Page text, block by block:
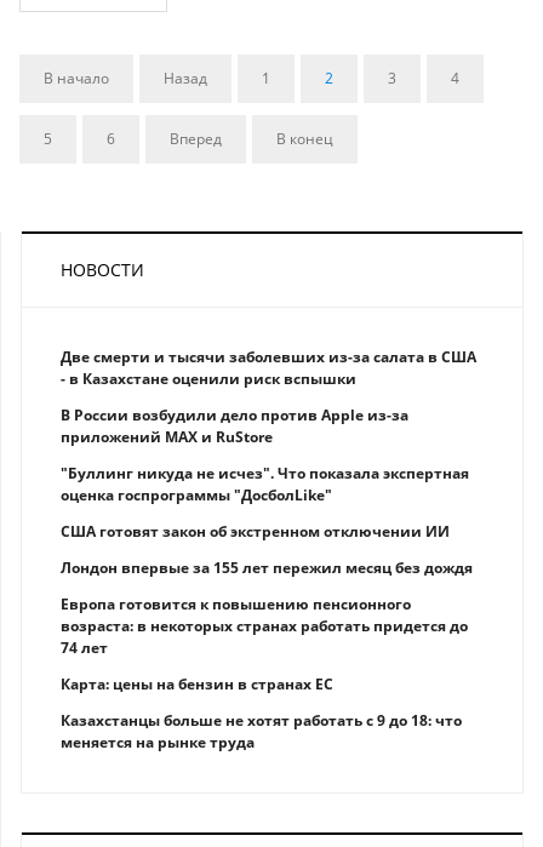
В начало Назад 1 2 3 4
5 6 Вперед В конец
НОВОСТИ
Две смерти и тысячи заболевших из-за салата в США
- в Казахстане оценили риск вспышки
В России возбудили дело против Apple из-за
приложений MAX и RuStore
"Буллинг никуда не исчез". Что показала экспертная
оценка госпрограммы "ДосболLike"
США готовят закон об экстренном отключении ИИ
Лондон впервые за 155 лет пережил месяц без дождя
Европа готовится к повышению пенсионного
возраста: в некоторых странах работать придется до
74 лет
Карта: цены на бензин в странах ЕС
Казахстанцы больше не хотят работать с 9 до 18: что
меняется на рынке труда